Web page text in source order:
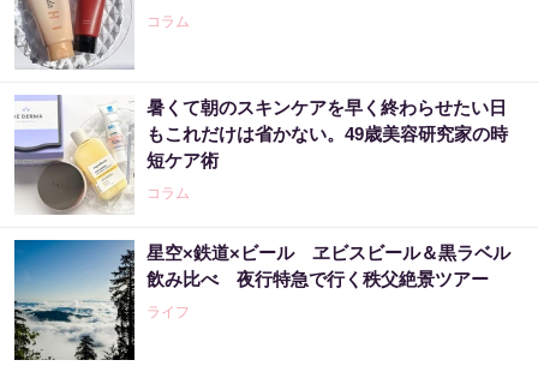
コラム
暑くて朝のスキンケアを早く終わらせたい日
もこれだけは省かない。49歳美容研究家の時
短ケア術
コラム
星空×鉄道×ビール ヱビスビール＆黒ラベル
飲み比べ 夜行特急で行く秩父絶景ツアー
ライフ